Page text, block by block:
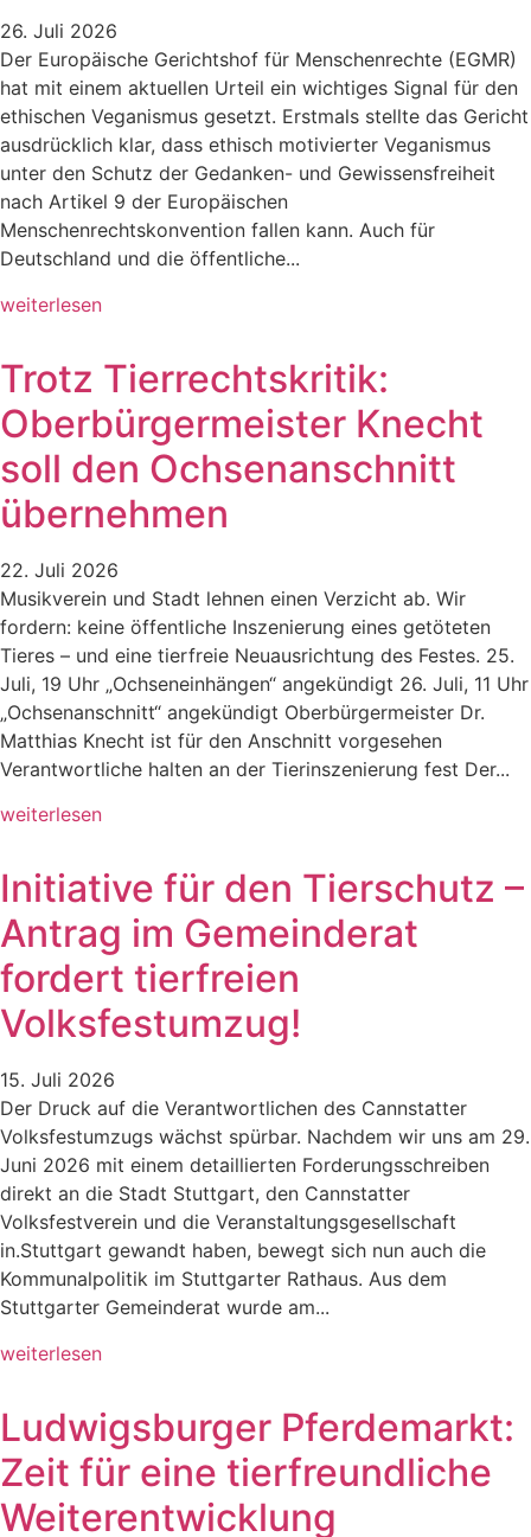
26. Juli 2026
Der Europäische Gerichtshof für Menschenrechte (EGMR)
hat mit einem aktuellen Urteil ein wichtiges Signal für den
ethischen Veganismus gesetzt. Erstmals stellte das Gericht
ausdrücklich klar, dass ethisch motivierter Veganismus
unter den Schutz der Gedanken- und Gewissensfreiheit
nach Artikel 9 der Europäischen
Menschenrechtskonvention fallen kann. Auch für
Deutschland und die öffentliche...
weiterlesen
Trotz Tierrechtskritik:
Oberbürgermeister Knecht
soll den Ochsenanschnitt
übernehmen
22. Juli 2026
Musikverein und Stadt lehnen einen Verzicht ab. Wir
fordern: keine öffentliche Inszenierung eines getöteten
Tieres – und eine tierfreie Neuausrichtung des Festes. 25.
Juli, 19 Uhr „Ochseneinhängen“ angekündigt 26. Juli, 11 Uhr
„Ochsenanschnitt“ angekündigt Oberbürgermeister Dr.
Matthias Knecht ist für den Anschnitt vorgesehen
Verantwortliche halten an der Tierinszenierung fest Der...
weiterlesen
Initiative für den Tierschutz –
Antrag im Gemeinderat
fordert tierfreien
Volksfestumzug!
15. Juli 2026
Der Druck auf die Verantwortlichen des Cannstatter
Volksfestumzugs wächst spürbar. Nachdem wir uns am 29.
Juni 2026 mit einem detaillierten Forderungsschreiben
direkt an die Stadt Stuttgart, den Cannstatter
Volksfestverein und die Veranstaltungsgesellschaft
in.Stuttgart gewandt haben, bewegt sich nun auch die
Kommunalpolitik im Stuttgarter Rathaus. Aus dem
Stuttgarter Gemeinderat wurde am...
weiterlesen
Ludwigsburger Pferdemarkt:
Zeit für eine tierfreundliche
Weiterentwicklung